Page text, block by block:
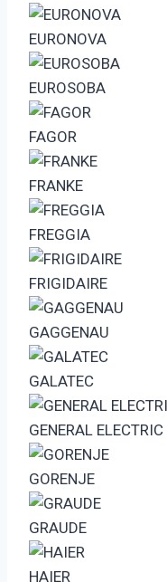
EURONOVA
EUROSOBA
FAGOR
FRANKE
FREGGIA
FRIGIDAIRE
GAGGENAU
GALATEC
GENERAL ELECTRIC
GORENJE
GRAUDE
HAIER